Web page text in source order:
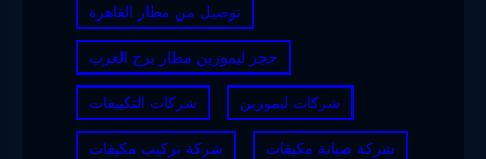
توصيل من مطار القاهرة
حجز ليموزين مطار برج العرب
شركات التكييفات شركات ليموزين
شركة تركيب مكيفات شركة صيانة مكيفات